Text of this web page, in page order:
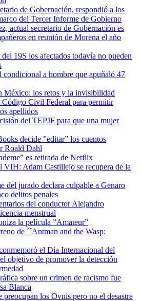
de Gobernación, respondió a los
del Tercer Informe de Gobierno
actual secretario de Gobernación es
en reunión de Morena el año
19S los afectados todavía no pueden
condicional a hombre que apuñaló 47
México: los retos y la invisibilidad
Código Civil Federal para permitir
apellidos
del TEPJF para que una mujer
decide ”editar” los cuentos
Roald Dahl
es retirada de Netflix
VIH: Adam Castillejo se recupera de la
del jurado declara culpable a Genaro
delitos penales
del conductor Alejandro
menstrual
la película ”Amateur”
de ´´Antman and the Wasp:
el Día Internacional del
objetivo de promover la detección
sobre un crimen de racismo fue
Blanca
preocupan los Ovnis pero no el desastre